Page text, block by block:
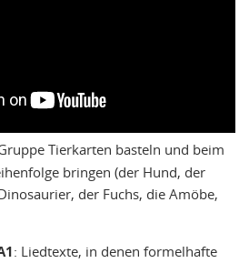
Tierkarten basteln und beim
bringen (der Hund, der
der Fuchs, die Amöbe,
: Liedtexte, in denen formelhafte